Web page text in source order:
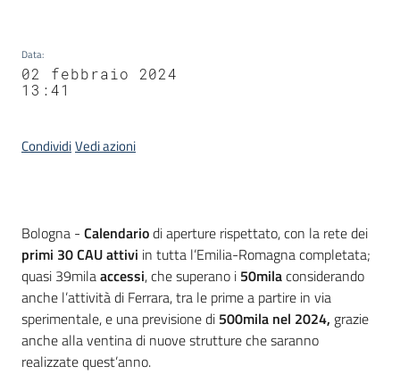
Data:
02 febbraio 2024
13:41
CondividiVedi azioni
Contenuto
Bologna - Calendariodi aperture rispettato, con la rete dei
primi 30 CAUattivi in tutta l’Emilia-Romagna completata;
quasi 39milaaccessi, che superano i 50milaconsiderando
anche l’attività di Ferrara, tra le prime a partire in via
sperimentale, e una previsione di 500mila nel 2024, grazie
anche alla ventina di nuove strutture che saranno
realizzate quest’anno.